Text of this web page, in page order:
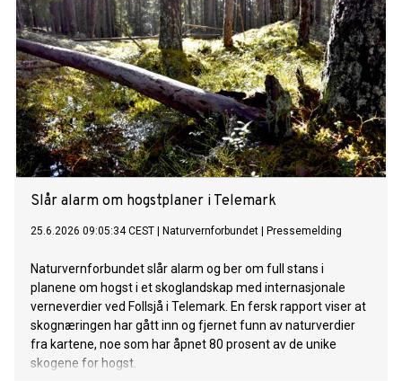
Slår alarm om hogstplaner i Telemark
25.6.2026 09:05:34 CEST Naturvernforbundet Pressemelding
Naturvernforbundet slår alarm og ber om full stans i
planene om hogst i et skoglandskap med internasjonale
verneverdier ved Follsjå i Telemark. En fersk rapport viser at
skognæringen har gått inn og fjernet funn av naturverdier
fra kartene, noe som har åpnet 80 prosent av de unike
skogene for hogst.